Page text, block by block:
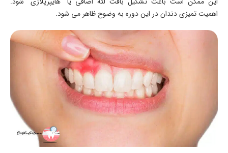
اهمیت تمیزی دندان در این دوره به وضوح ظاهر می ‌شود.